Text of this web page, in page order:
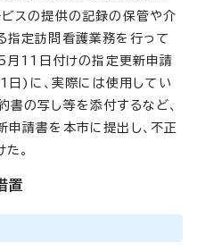
スの提供の記録の保管や介
指定訪問看護業務を行って
月11日付けの指定更新申請
)に、実際には使用してい
の写し等を添付するなど、
請書を本市に提出し、不正
。
置